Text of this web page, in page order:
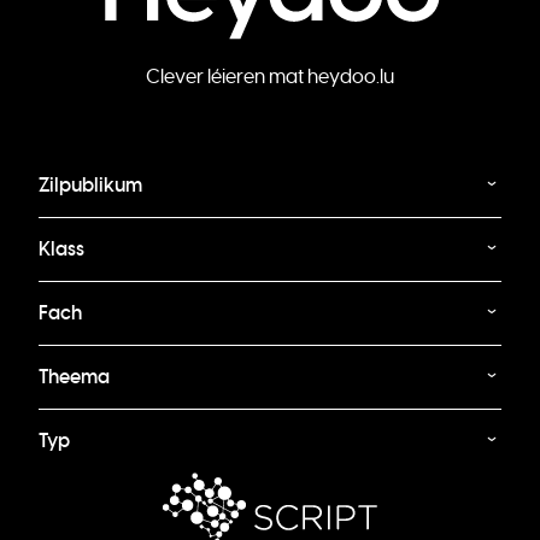
Clever léieren mat heydoo.lu
Zilpublikum
Klass
Fach
Theema
Typ